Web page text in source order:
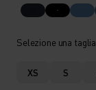
Selezione una taglia
XS S